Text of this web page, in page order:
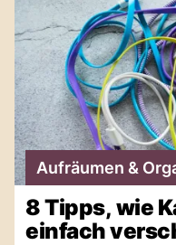
Aufräumen &
8 Tipps, wie
einfach